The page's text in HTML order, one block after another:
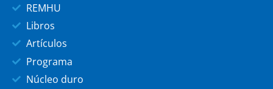
REMHU
Libros
Artículos
Programa
Núcleo duro